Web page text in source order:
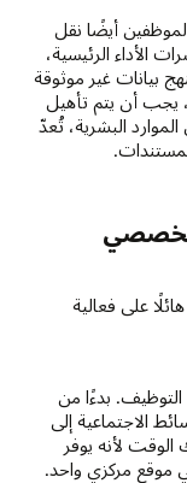
أيضًا نقل
الأداء الرئيسية،
بيانات غير موثوقة
يجب أن يتم تأهيل
البشرية، تُعدّ
هائلًا على فعالية
التوظيف. بدءًا من
الاجتماعية إلى
الوقت لأنه يوفر
موقع مركزي واحد.